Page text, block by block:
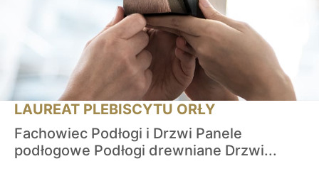
LAUREAT PLEBISCYTU ORŁY
Fachowiec Podłogi i Drzwi Panele
podłogowe Podłogi drewniane Drzwi...